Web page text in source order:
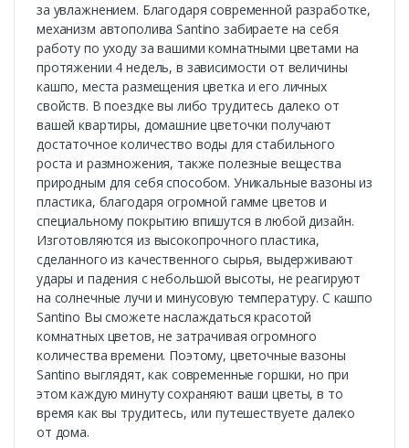
за увлажнением. Благодаря современной разработке,
механизм автополива Santino забираете на себя
работу по уходу за вашими комнатными цветами на
протяжении 4 недель, в зависимости от величины
кашпо, места размещения цветка и его личных
свойств. В поездке вы либо трудитесь далеко от
вашей квартиры, домашние цветочки получают
достаточное количество воды для стабильного
роста и размножения, также полезные вещества
природным для себя способом. Уникальные вазоны из
пластика, благодаря огромной гамме цветов и
специальному покрытию впишутся в любой дизайн.
Изготовляются из высокопрочного пластика,
сделанного из качественного сырья, выдерживают
удары и падения с небольшой высоты, не реагируют
на солнечные лучи и минусовую температуру. С кашпо
Santino Вы сможете наслаждаться красотой
комнатных цветов, не затрачивая огромного
количества времени. Поэтому, цветочные вазоны
Santino выглядят, как современные горшки, но при
этом каждую минуту сохраняют ваши цветы, в то
время как вы трудитесь, или путешествуете далеко
от дома.